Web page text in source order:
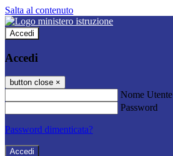
Salta al contenuto
Accedi
Accedi
button close ×
Nome Utente
Password
Password dimenticata?